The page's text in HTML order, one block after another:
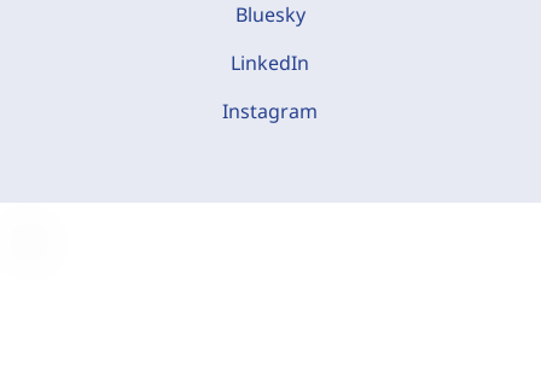
Bluesky
LinkedIn
Instagram